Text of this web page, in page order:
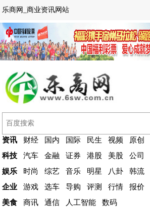
乐商网_商业资讯网站
资讯 财经 国内 国际 民生 视频 原创
科技
汽车 金融 证券 港股 美股 公司
娱乐
时尚 综艺 音乐 明星 八卦
韩流
企业
游戏 选车 导购 评测 行情
报价
美食
商讯 通信 人工智能
数码